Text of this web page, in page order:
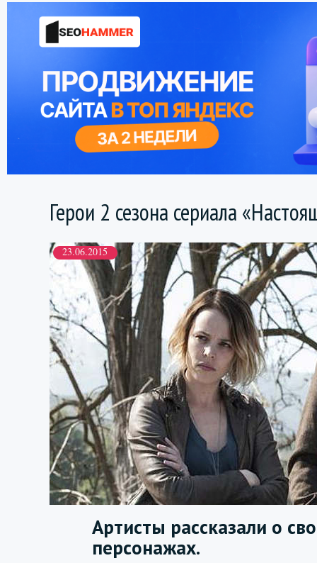
Герои 2 сезона сериала
23.06.2015
Артисты рассказали о
персонажах.